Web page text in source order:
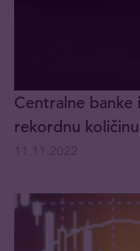
Centralne banke
rekordnu količinu